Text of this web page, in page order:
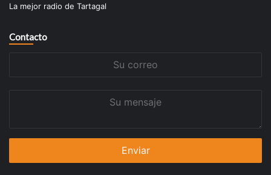
La mejor radio de Tartagal
Contacto